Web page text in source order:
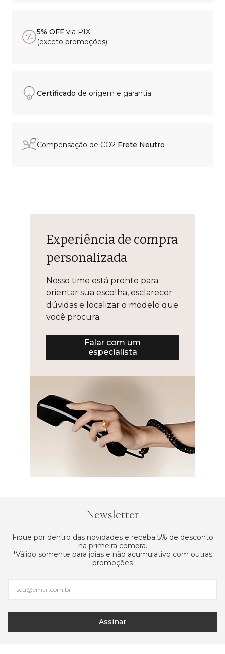
5% OFF via PIX
(exceto promoções)
Certificado de origem e garantia
Compensação de CO2 Frete Neutro
Experiência de compra
personalizada
Nosso time está pronto para
orientar sua escolha, esclarecer
dúvidas e localizar o modelo que
você procura.
Falar com um
especialista
Newsletter
Fique por dentro das novidades e receba 5% de desconto
na primeira compra.
*Válido somente para joias e não acumulativo com outras
promoções
Assinar